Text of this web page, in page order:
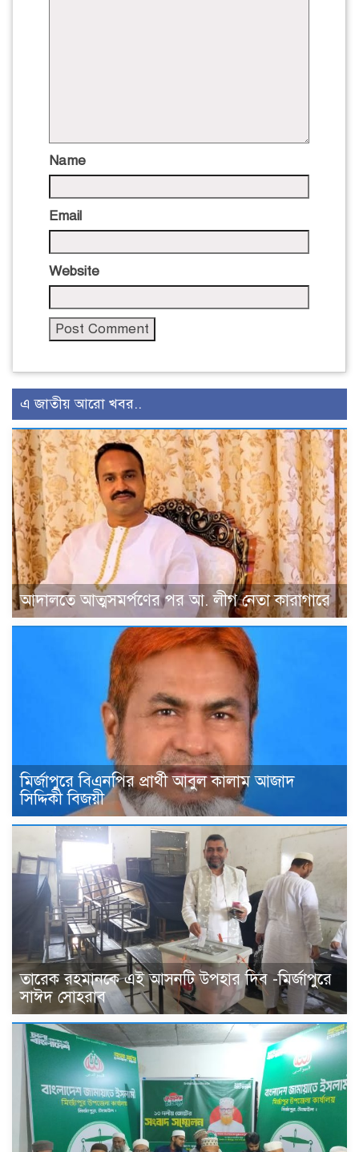
Name
Email
Website
এ জাতীয় আরো খবর..
আদালতে আত্মসমর্পণের পর আ. লীগ নেতা কারাগারে
মির্জাপুরে বিএনপির প্রার্থী আবুল কালাম আজাদ
সিদ্দিকী বিজয়ী
তারেক রহমানকে এই আসনটি উপহার দিব -মির্জাপুরে
সাঈদ সোহরাব